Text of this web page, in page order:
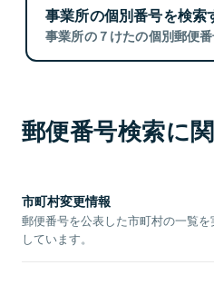
事業所の個別番号を検索
事業所の７けたの個別郵便番
郵便番号検索に
市町村変更情報
郵便番号を公表した市町村の一覧
しています。